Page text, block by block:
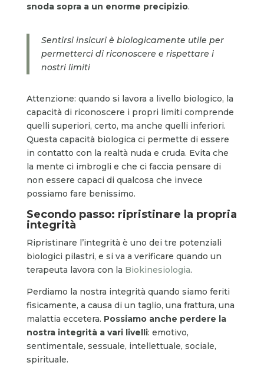
snoda sopra a un enorme precipizio.
Sentirsi insicuri è biologicamente utile per
permetterci di riconoscere e rispettare i
nostri limiti
Attenzione: quando si lavora a livello biologico, la
capacità di riconoscere i propri limiti comprende
quelli superiori, certo, ma anche quelli inferiori.
Questa capacità biologica ci permette di essere
in contatto con la realtà nuda e cruda. Evita che
la mente ci imbrogli e che ci faccia pensare di
non essere capaci di qualcosa che invece
possiamo fare benissimo.
Secondo passo: ripristinare la propria
integrità
Ripristinare l’integrità è uno dei tre potenziali
biologici pilastri, e si va a verificare quando un
terapeuta lavora con la Biokinesiologia.
Perdiamo la nostra integrità quando siamo feriti
fisicamente, a causa di un taglio, una frattura, una
malattia eccetera. Possiamo anche perdere la
nostra integrità a vari livelli: emotivo,
sentimentale, sessuale, intellettuale, sociale,
spirituale.